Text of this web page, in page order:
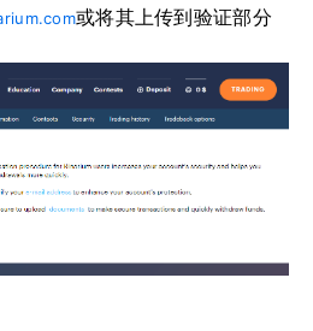
或将其上传到验证部分